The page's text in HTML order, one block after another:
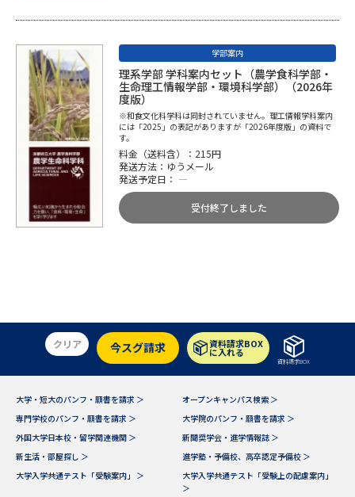
学部案内
理系学部 学科案内セット（農学食科学部・
生命理工情報学部・環境科学部）（2026年
度版）
※和食文化科学科は同封されていません。理工情報学科案内
には「2025」の表記がありますが「2026年度版」の資料で
す。
料金（送料含）：215円
発送方法：ゆうメール
発送予定日： ―
受付終了しました
クリア 今スグ請求 資料請求BOX
に入れる
資料請求BOX
大学・短大のパンフ・願書を請求 ＞
オープンキャンパス検索 ＞
専門学校のパンフ・願書を請求 ＞
大学院のパンフ・願書を請求 ＞
外国大学日本校・留学関連機関 ＞
新聞奨学会・進学情報誌 ＞
新生活・部屋探し ＞
進学塾・予備校、高卒認定予備校 ＞
大学入学共通テスト「受験案内」 ＞
大学入学共通テスト「受験上の配慮案内」
＞